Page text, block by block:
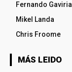
Fernando Gaviria
Mikel Landa
Chris Froome
MÁS LEIDO